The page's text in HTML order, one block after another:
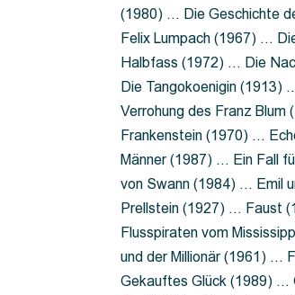
(1980) … Die Geschichte
Felix Lumpach (1967) …
Halbfass (1972) … Die
Die Tangokoenigin (1913)
Verrohung des Franz
Frankenstein (1970) …
Männer (1987) … Ein Fall
von Swann (1984) … Emil
Prellstein (1927) … Faust
Flusspiraten vom
und der Millionär (1961) …
Gekauftes Glück (1989) …